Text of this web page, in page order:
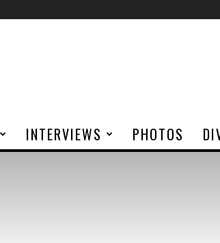
INTERVIEWS PHOTOS